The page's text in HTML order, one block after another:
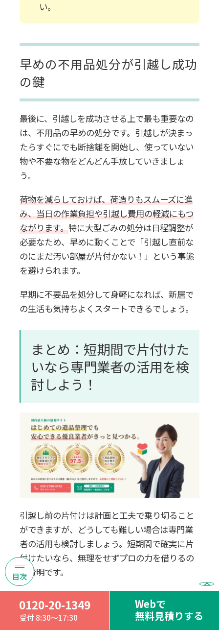
0120-20-1349
受付 8:30～17:30
Webで
無料見積りする
い。
早めの不用品処分が引越し成功
の鍵
最後に、引越しを成功させる上で最も重要なの
は、不用品の早めの処分です。引越しが決まっ
たらすぐにでも断捨離を開始し、使っていない
物や不要な物をどんどん手放していきましょ
う。
荷物を減らしておけば、荷造りもスムーズに進
み、当日の作業負担や引越し費用の軽減にもつ
ながります。特に大型ごみの処分は日程調整が
必要なため、早めに動くことで「引越し直前な
のにまだ汚い部屋が片付かない！」という事態
を避けられます。
早期に不要品を処分して身軽になれば、新居で
の生活も気持ちよくスタートできるでしょう。
まとめ：短期間で片付けた
いなら専門業者の活用を検
討しよう！
引越し前の片付けは計画と工夫で乗り切ること
ができますが、どうしても難しい場合は専門業
者の活用も検討しましょう。短期間で確実に片
付けたいなら、無理をせずプロの力を借りるの
が賢明です。
の時間が確保できない場合は、業者のサポート
が役に立ちます。プロの手際の良さを活用する